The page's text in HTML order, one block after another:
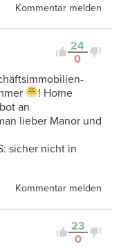
Kommentar melden
24
0
! Home
an
lieber Manor und
sicher nicht in
Kommentar melden
23
0